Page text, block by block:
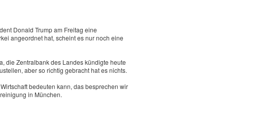
Donald Trump am Freitag eine
angeordnet hat, scheint es nur noch eine
die Zentralbank des Landes kündigte heute
aber so richtig gebracht hat es nichts.
bedeuten kann, das besprechen wir
in München.